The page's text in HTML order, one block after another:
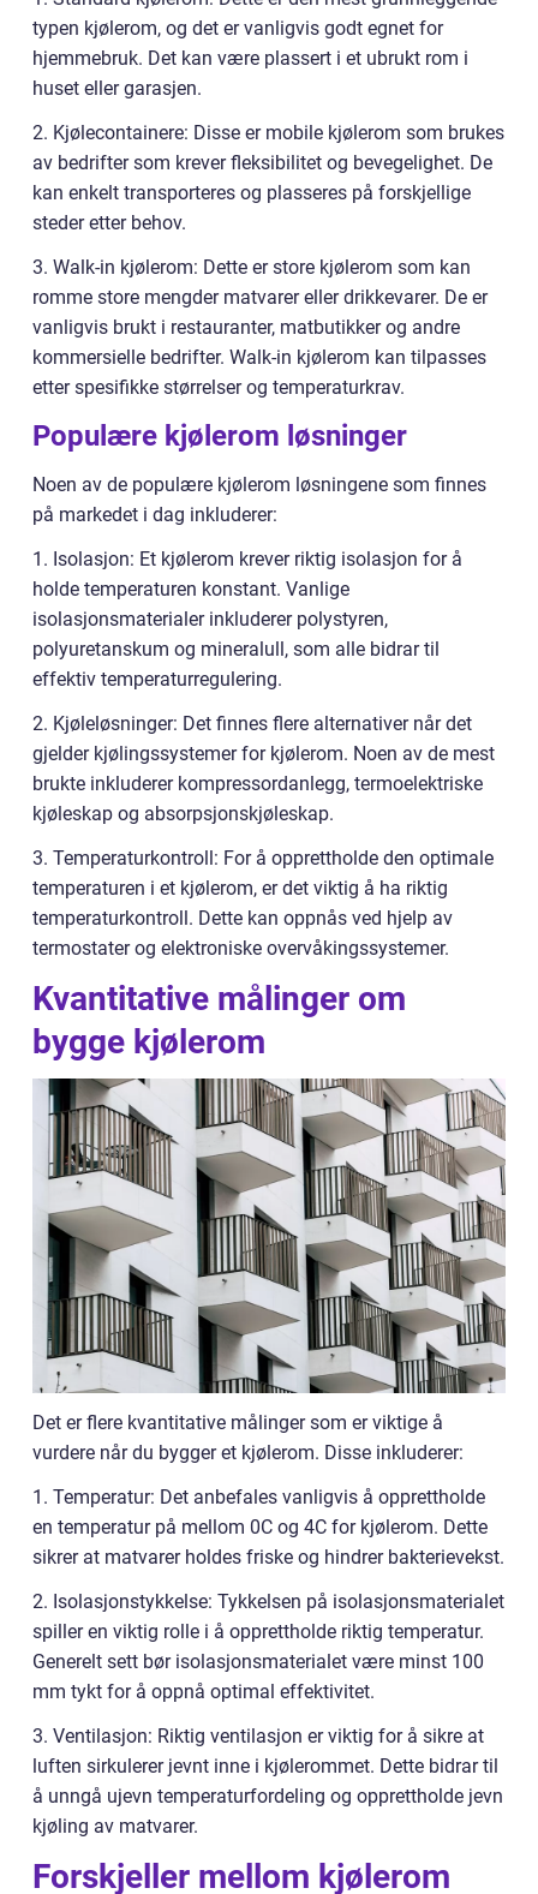
typen kjølerom, og det er vanligvis godt egnet for
hjemmebruk. Det kan være plassert i et ubrukt rom i
huset eller garasjen.
2. Kjølecontainere: Disse er mobile kjølerom som brukes
av bedrifter som krever fleksibilitet og bevegelighet. De
kan enkelt transporteres og plasseres på forskjellige
steder etter behov.
3. Walk-in kjølerom: Dette er store kjølerom som kan
romme store mengder matvarer eller drikkevarer. De er
vanligvis brukt i restauranter, matbutikker og andre
kommersielle bedrifter. Walk-in kjølerom kan tilpasses
etter spesifikke størrelser og temperaturkrav.
Populære kjølerom løsninger
Noen av de populære kjølerom løsningene som finnes
på markedet i dag inkluderer:
1. Isolasjon: Et kjølerom krever riktig isolasjon for å
holde temperaturen konstant. Vanlige
isolasjonsmaterialer inkluderer polystyren,
polyuretanskum og mineralull, som alle bidrar til
effektiv temperaturregulering.
2. Kjøleløsninger: Det finnes flere alternativer når det
gjelder kjølingssystemer for kjølerom. Noen av de mest
brukte inkluderer kompressordanlegg, termoelektriske
kjøleskap og absorpsjonskjøleskap.
3. Temperaturkontroll: For å opprettholde den optimale
temperaturen i et kjølerom, er det viktig å ha riktig
temperaturkontroll. Dette kan oppnås ved hjelp av
termostater og elektroniske overvåkingssystemer.
Kvantitative målinger om
bygge kjølerom
Det er flere kvantitative målinger som er viktige å
vurdere når du bygger et kjølerom. Disse inkluderer:
1. Temperatur: Det anbefales vanligvis å opprettholde
en temperatur på mellom 0C og 4C for kjølerom. Dette
sikrer at matvarer holdes friske og hindrer bakterievekst.
2. Isolasjonstykkelse: Tykkelsen på isolasjonsmaterialet
spiller en viktig rolle i å opprettholde riktig temperatur.
Generelt sett bør isolasjonsmaterialet være minst 100
mm tykt for å oppnå optimal effektivitet.
3. Ventilasjon: Riktig ventilasjon er viktig for å sikre at
luften sirkulerer jevnt inne i kjølerommet. Dette bidrar til
å unngå ujevn temperaturfordeling og opprettholde jevn
kjøling av matvarer.
Forskjeller mellom kjølerom